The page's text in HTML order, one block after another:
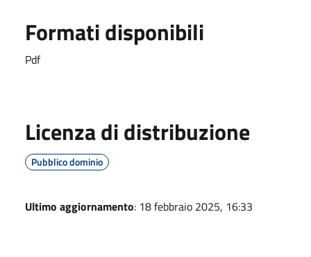
Formati disponibili
Pdf
Licenza di distribuzione
Pubblico dominio
Ultimo aggiornamento: 18 febbraio 2025, 16:33